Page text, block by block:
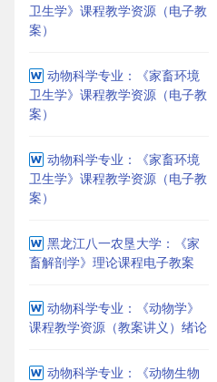
卫生学》课程教学资源（电子教
案）
动物科学专业：《家畜环境
卫生学》课程教学资源（电子教
案）
动物科学专业：《家畜环境
卫生学》课程教学资源（电子教
案）
黑龙江八一农垦大学：《家
畜解剖学》理论课程电子教案
动物科学专业：《动物学》
课程教学资源（教案讲义）绪论
动物科学专业：《动物生物